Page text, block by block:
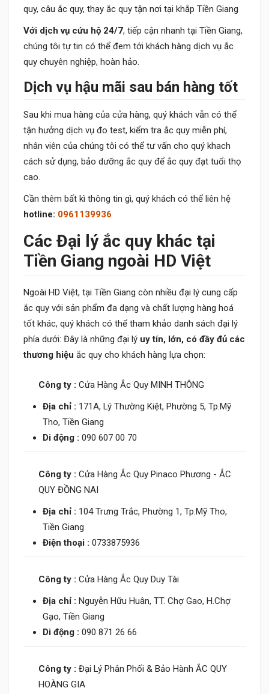
quy, câu ắc quy, thay ắc quy tận nơi tại khắp Tiền Giang
Với dịch vụ cứu hộ 24/7, tiếp cận nhanh tại Tiền Giang,
chúng tôi tự tin có thể đem tới khách hàng dịch vụ ắc
quy chuyên nghiệp, hoàn hảo.
Dịch vụ hậu mãi sau bán hàng tốt
Sau khi mua hàng của cửa hàng, quý khách vẫn có thể
tận hưởng dịch vụ đo test, kiểm tra ắc quy miễn phí,
nhân viên của chúng tôi có thể tư vấn cho quý khach
cách sử dụng, bảo dưỡng ắc quy để ắc quy đạt tuổi thọ
cao.
Cần thêm bất kì thông tin gì, quý khách có thể liên hệ
hotline: 0961139936
Các Đại lý ắc quy khác tại
Tiền Giang ngoài HD Việt
Ngoài HD Việt, tại Tiền Giang còn nhiều đại lý cung cấp
ắc quy với sản phẩm đa dạng và chất lượng hàng hoá
tốt khác, quý khách có thể tham khảo danh sách đại lý
phía dưới: Đây là những đại lý uy tín, lớn, có đầy đủ các
thương hiệu ắc quy cho khách hàng lựa chọn:
Công ty : Cửa Hàng Ắc Quy MINH THÔNG
Địa chỉ : 171A, Lý Thường Kiệt, Phường 5, Tp.Mỹ
Tho, Tiền Giang
Di động : 090 607 00 70
Công ty : Cửa Hàng Ắc Quy Pinaco Phương - ẮC
QUY ĐỒNG NAI
Địa chỉ : 104 Trưng Trắc, Phường 1, Tp.Mỹ Tho,
Tiền Giang
Điện thoại : 0733875936
Công ty : Cửa Hàng Ắc Quy Duy Tài
Địa chỉ : Nguyễn Hữu Huân, TT. Chợ Gao, H.Chợ
Gạo, Tiền Giang
Di động : 090 871 26 66
Công ty : Đại Lý Phân Phối & Bảo Hành ẮC QUY
HOÀNG GIA